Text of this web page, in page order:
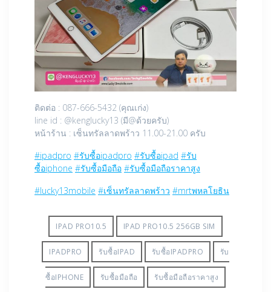
ติดต่อ : 087-666-5432 (คุณเก่ง)
line id : @kenglucky13 (มี@ด้วยครับ)
หน้าร้าน : เซ็นทรัลลาดพร้าว 11.00-21.00 ครับ
#ipadpro #รับซื้อipadpro #รับซื้อipad #รับ
ซื้อiphone #รับซื้อมือถือ #รับซื้อมือถือราคาสูง
#lucky13mobile #เซ็นทรัลลาดพร้าว #mrtพหลโยธิน
IPAD PRO10.5 IPAD PRO10.5 256GB SIM
IPADPRO รับซื้อIPAD รับซื้อIPADPRO รับ
ซื้อIPHONE รับซื้อมือถือ รับซื้อมือถือราคาสูง